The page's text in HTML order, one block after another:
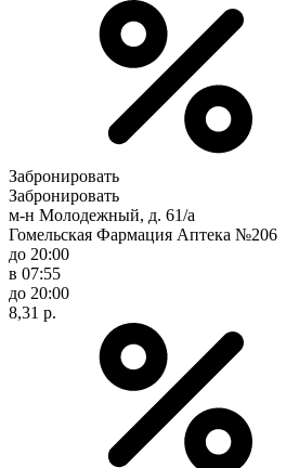
Забронировать
Забронировать
м-н Молодежный, д. 61/а
Гомельская Фармация Аптека №206
до 20:00
в 07:55
до 20:00
8,31 р.